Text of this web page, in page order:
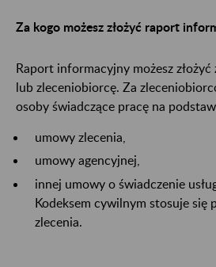
Za kogo możesz złożyć raport
Raport informacyjny możesz
lub zleceniobiorcę. Za
osoby świadczące pracę na
umowy zlecenia,
umowy agencyjnej,
innej umowy o świadczenie
Kodeksem cywilnym stosuje się
zlecenia.